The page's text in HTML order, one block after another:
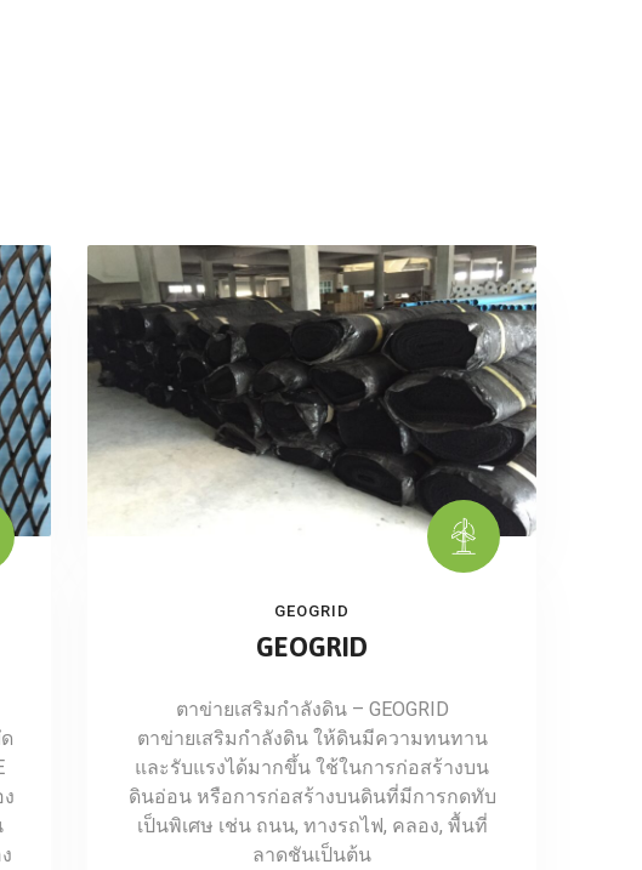
GEOGRID
GEOGRID
ตาข่ายเสริมกำลังดิน – GEOGRID
ตาข่ายเสริมกำลังดิน ให้ดินมีความทนทาน
และรับแรงได้มากขึ้น ใช้ในการก่อสร้างบน
ดินอ่อน หรือการก่อสร้างบนดินที่มีการกดทับ
เป็นพิเศษ เช่น ถนน, ทางรถไฟ, คลอง, พื้นที่
ลาดชันเป็นต้น